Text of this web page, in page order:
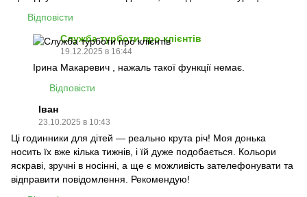
Відповісти
Служба турботи про клієнтів
19.12.2025 в 16:44
Ірина Макаревич , нажаль такої функції немає.
Відповісти
Іван
23.10.2025 в 10:43
Ці годинники для дітей — реально крута річ! Моя донька
носить їх вже кілька тижнів, і їй дуже подобається. Кольори
яскраві, зручні в носінні, а ще є можливість зателефонувати та
відправити повідомлення. Рекомендую!